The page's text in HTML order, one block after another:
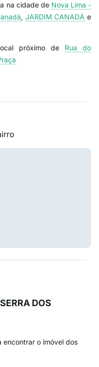
na cidade de Nova Lima -
, JARDIM CANADÁ e
próximo de Rua do
DOS
encontrar o imóvel dos